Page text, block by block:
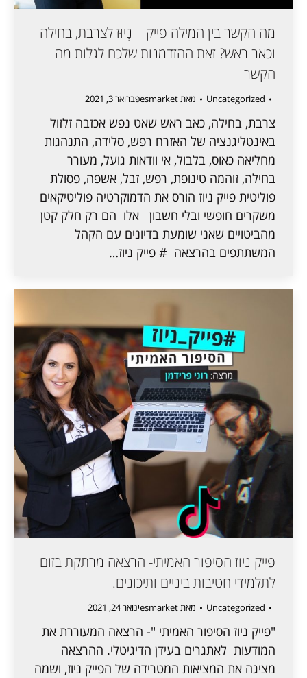
מה הקשר בין המילה פייק – נְיוּז לצרבת, בחילה
וכאב ראש? זאת ההזדמנות שלכם לגלות מה
הקשר
Uncategorized מאתesmarketפברואר 3, 2021
צרבת, בחילה, כאב ראש שאט נפש אכזבה זלזול
באינטליגנציה של האזרח רפש, סלידה, התנהגות
מחליאה כאוס, בלבול, אי וודאות גועל, מעורר
בחילה, זוהמה טינופת, רפש, זבל, אשפה, פסולת
פוליטית פייק ניוז הורס את הדמוקרטיה פוליטיקאים
משקרים חופשי ובלי חשבון אלו הם רק חלק קטן
מהביטויים שאני שומעת בדיונים עם הקהל
המשתתפים בהרצאה # פייק ניוז…
פייק ניוז הסיפור האמיתי- הרצאה מרתקת בזום
לתלמידי חטיבות ביניים ותיכונים.
Uncategorized מאתesmarketינואר 24, 2021
"פייק ניוז הסיפור האמיתי "- הרצאה המעוררת את
המודעות לאתגרים בעידן הדיגיטלי. ההרצאה
מציגה את המציאות המטרידה של הפייק ניוז, ושמה